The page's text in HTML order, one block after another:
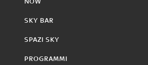
SKY BAR
SPAZI SKY
PROGRAMMI